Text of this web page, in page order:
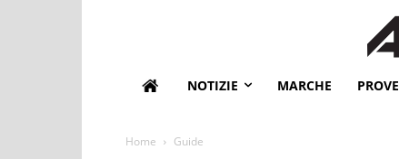
NOTIZIE MARCHE PROVE
Home Guide